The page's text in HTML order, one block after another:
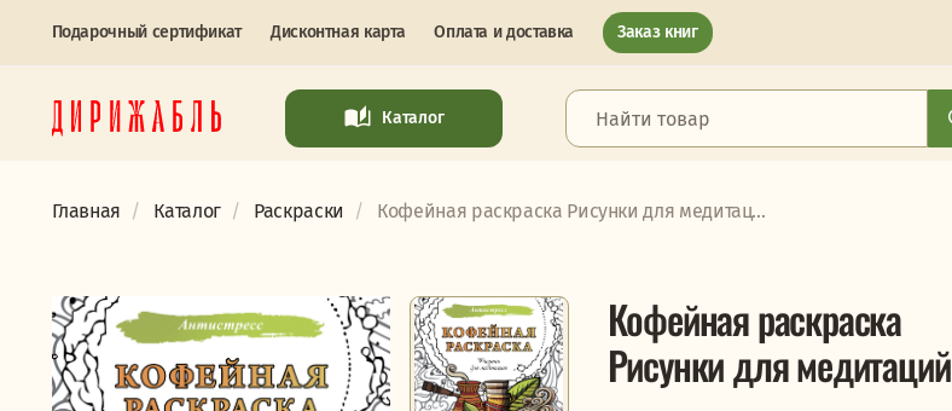
Подарочный сертификат Дисконтная карта Оплата и доставка Заказ книг
Каталог
Главная Каталог Раскраски Кофейная раскраска Рисунки для медитац...
Кофейная раскраска
Рисунки для медитаций